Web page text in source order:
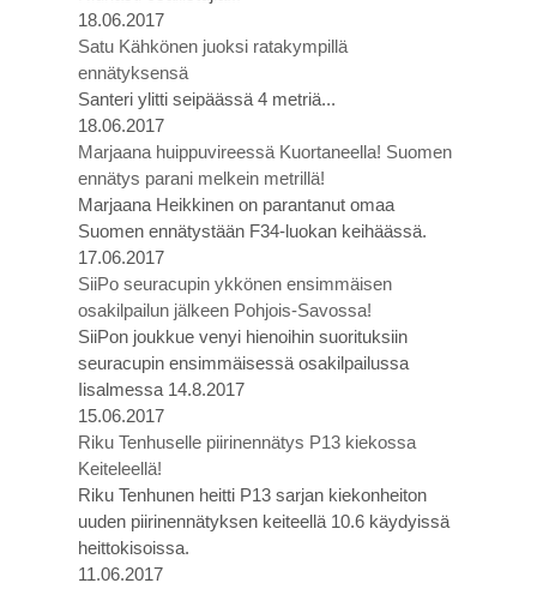
18.06.2017
Satu Kähkönen juoksi ratakympillä
ennätyksensä
Santeri ylitti seipäässä 4 metriä...
18.06.2017
Marjaana huippuvireessä Kuortaneella! Suomen
ennätys parani melkein metrillä!
Marjaana Heikkinen on parantanut omaa
Suomen ennätystään F34-luokan keihäässä.
17.06.2017
SiiPo seuracupin ykkönen ensimmäisen
osakilpailun jälkeen Pohjois-Savossa!
SiiPon joukkue venyi hienoihin suorituksiin
seuracupin ensimmäisessä osakilpailussa
Iisalmessa 14.8.2017
15.06.2017
Riku Tenhuselle piirinennätys P13 kiekossa
Keiteleellä!
Riku Tenhunen heitti P13 sarjan kiekonheiton
uuden piirinennätyksen keiteellä 10.6 käydyissä
heittokisoissa.
11.06.2017